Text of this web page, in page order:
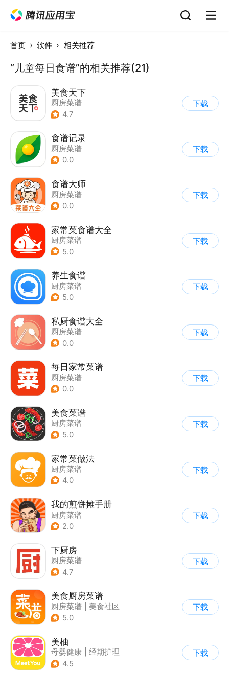
首页 软件 相关推荐
“儿童每日食谱”的相关推荐(21)
美食天下
厨房菜谱
4.7
下载
食谱记录
厨房菜谱
0.0
下载
食谱大师
厨房菜谱
0.0
下载
家常菜食谱大全
厨房菜谱
5.0
下载
养生食谱
厨房菜谱
5.0
下载
私厨食谱大全
厨房菜谱
0.0
下载
每日家常菜谱
厨房菜谱
0.0
下载
美食菜谱
厨房菜谱
5.0
下载
家常菜做法
厨房菜谱
4.0
下载
我的煎饼摊手册
厨房菜谱
2.0
下载
下厨房
厨房菜谱
4.7
下载
美食厨房菜谱
厨房菜谱
美食社区
5.0
下载
美柚
母婴健康
经期护理
4.5
下载